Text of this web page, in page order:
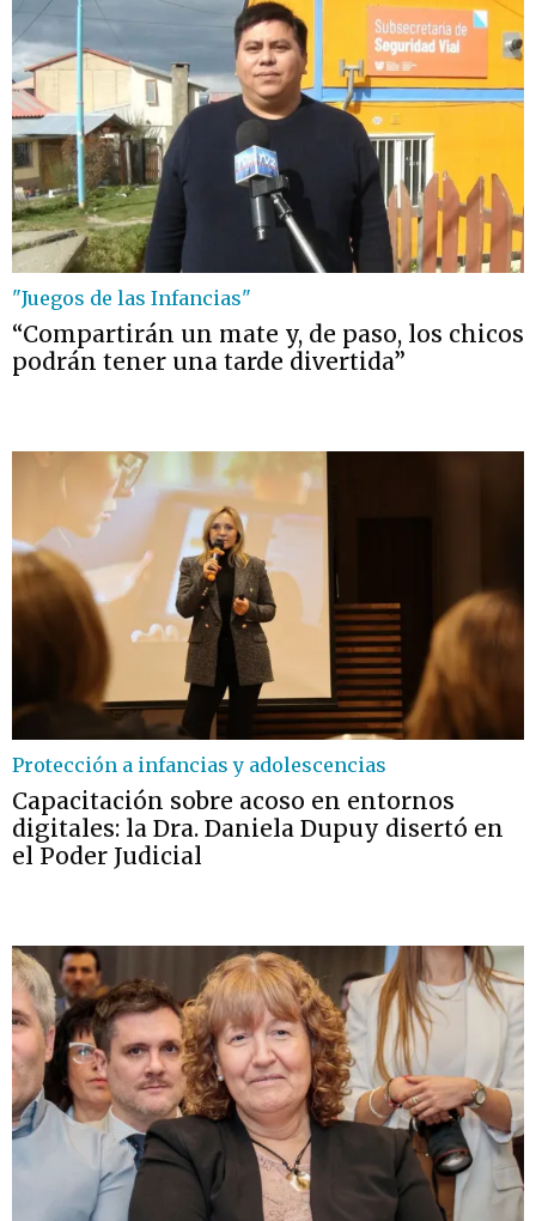
"Juegos de las Infancias"
“Compartirán un mate y, de paso, los chicos
podrán tener una tarde divertida”
Protección a infancias y adolescencias
Capacitación sobre acoso en entornos
digitales: la Dra. Daniela Dupuy disertó en
el Poder Judicial